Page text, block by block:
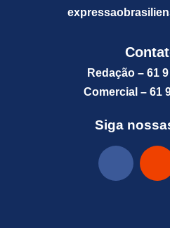
Redação – 61
Comercial – 61
Siga